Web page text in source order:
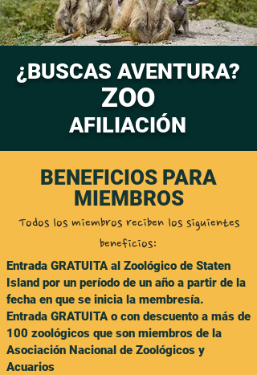
¿BUSCAS AVENTURA?
ZOO
AFILIACIÓN
BENEFICIOS PARA
MIEMBROS
Todos los miembros reciben los siguientes
beneficios:
Entrada GRATUITA al Zoológico de Staten
Island por un período de un año a partir de la
fecha en que se inicia la membresía.
Entrada GRATUITA o con descuento a más de
100 zoológicos que son miembros de la
Asociación Nacional de Zoológicos y
Acuarios